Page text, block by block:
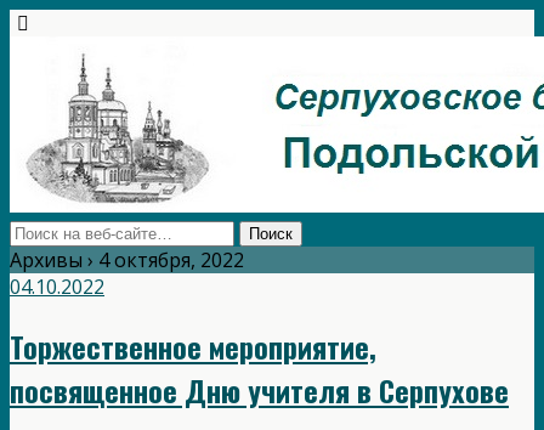
Архивы › 4 октября, 2022
04.10.2022
Торжественное мероприятие,
посвященное Дню учителя в Серпухове